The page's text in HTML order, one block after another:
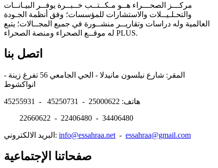
مركـــز الصحـــراء هــو مـكــتــب خــبــرة يوفــر البيـانــات
والتحـلـيــلات والاستشارات للمؤسسات؛ وفق أنظمة الجـودة
العالمية وله دراسات وتقاريــر منشــورة في جميع المجــالات؛ يتبع
له موقــع الصحراء ومنصة الصحراء PLUS.
اتصل بنا
المقر: شارع نيلسون مانيدلا - الحي الجامعي 56 تفرغ زينة -
هاتف: 25000622 - 45250731 - 45255931
22660622 - 22406480 - 34406480
البريد الالكتروني: info@essahraa.net - essahraa@gmail.com
صفحاتنا الإجتماعية